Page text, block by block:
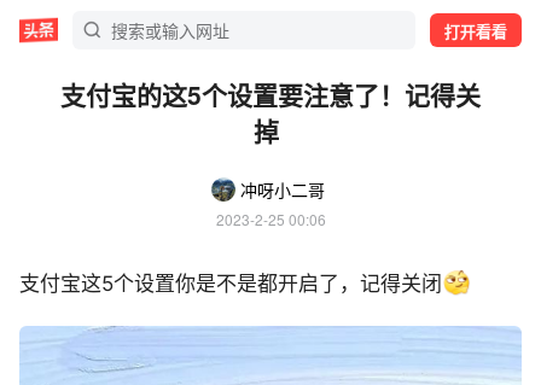
打开看看
支付宝的这5个设置要注意了！记得关
掉 ​​​
冲呀小二哥
2023-2-25 00:06
支付宝这5个设置你是不是都开启了，记得关闭